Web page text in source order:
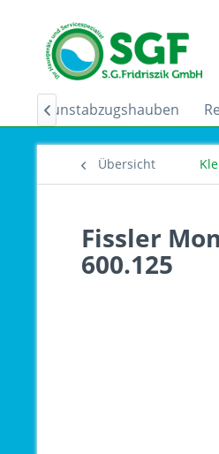
Dunstabzugshauben

Übersicht
Fissler
600.125